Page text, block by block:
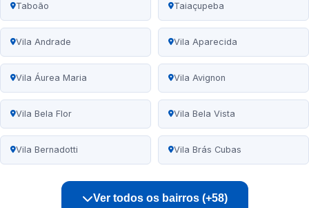
Taboão Taiaçupeba
Vila Andrade Vila Aparecida
Vila Áurea Maria Vila Avignon
Vila Bela Flor Vila Bela Vista
Vila Bernadotti Vila Brás Cubas
Ver todos os bairros (+58)